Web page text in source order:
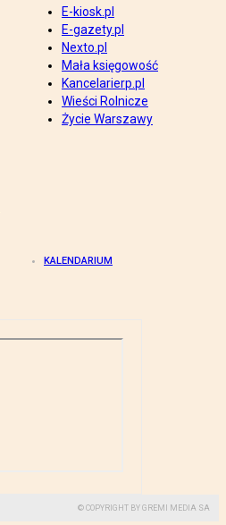
E-kiosk.pl
E-gazety.pl
Nexto.pl
Mała księgowość
Kancelarierp.pl
Wieści Rolnicze
Życie Warszawy
KALENDARIUM
© COPYRIGHT BY GREMI MEDIA SA